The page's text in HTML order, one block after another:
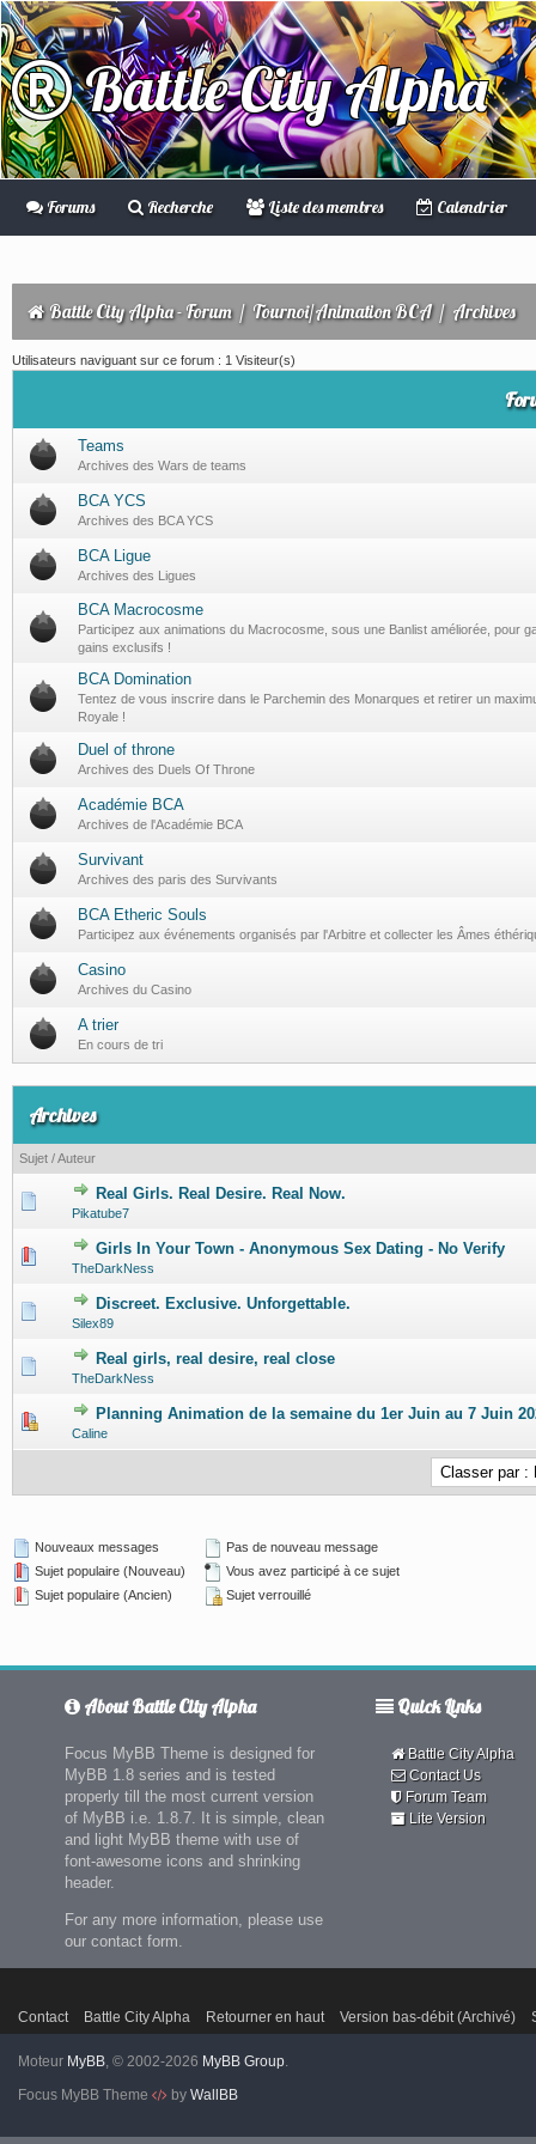
Battle City Alpha
Forums Recherche Liste des membres Calendrier
Battle City Alpha - Forum/ Tournoi/Animation BCA / Archives
Utilisateurs naviguant sur ce forum : 1 Visiteur(s)
Teams
Archives des Wars de teams
BCA YCS
Archives des BCA YCS
BCA Ligue
Archives des Ligues
BCA Macrocosme
Participez aux animations du Macrocosme, sous une Banlist améliorée, pour
gains exclusifs !
BCA Domination
Tentez de vous inscrire dans le Parchemin des Monarques et retirer un
Royale !
Duel of throne
Archives des Duels Of Throne
Académie BCA
Archives de l'Académie BCA
Survivant
Archives des paris des Survivants
BCA Etheric Souls
Participez aux événements organisés par l'Arbitre et collecter les Âmes
Casino
Archives du Casino
A trier
En cours de tri
Archives
Sujet /Auteur
Real Girls. Real Desire. Real Now.
Pikatube7
0 Votes - 0 sur 5 en moyenne
12 345
Girls In Your Town - Anonymous Sex Dating - No Verify
TheDarkNess
0 Votes - 0 sur 5 en moyenne
12345
Discreet. Exclusive. Unforgettable.
Silex89
0 Votes - 0 sur 5 en moyenne
12345
Real girls, real desire, real close
TheDarkNess
0 Votes - 0 sur 5 en moyenne
1 2345
Planning Animation de la semaine du 1er Juin au 7 Juin
Caline
0 Votes - 0 sur 5 en moyenne
12 34 5
Nouveaux messages
Sujet populaire (Nouveau)
Sujet populaire (Ancien)
Pas de nouveau message
Vous avez participé à ce sujet
Sujet verrouillé
About Battle City Alpha
Focus MyBB Theme is designed for
MyBB 1.8 series and is tested
properly till the most current version
of MyBB i.e. 1.8.7. It is simple, clean
and light MyBB theme with use of
font-awesome icons and shrinking
header.
For any more information, please use
our contact form.
Quick Links
Battle City Alpha
Contact Us
Forum Team
Lite Version
Contact Battle City Alpha Retourner en haut Version bas-débit (Archivé)
Moteur MyBB, © 2002-2026 MyBB Group.
Focus MyBB Theme
by WallBB